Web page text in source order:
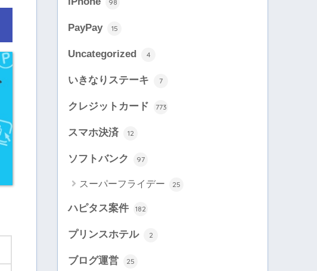
98
PayPay 15
Uncategorized 4
いきなりステーキ 7
クレジットカード 773
スマホ決済 12
ソフトバンク 97
スーパーフライデー 25
ハピタス案件 182
プリンスホテル 2
ブログ運営 25